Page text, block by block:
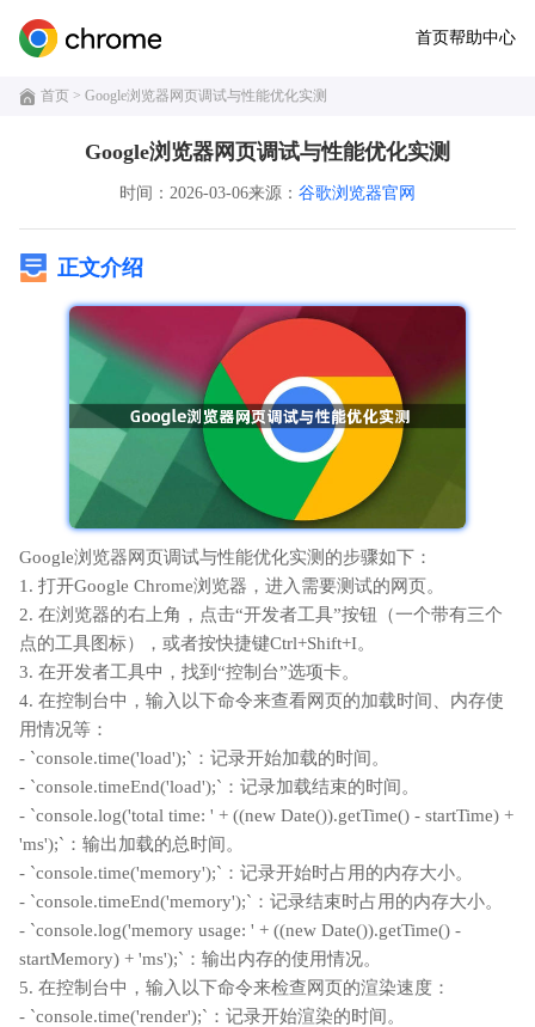
首页帮助中心
首页 > Google浏览器网页调试与性能优化实测
Google浏览器网页调试与性能优化实测
时间：2026-03-06来源： 谷歌浏览器官网
正文介绍
Google浏览器网页调试与性能优化实测的步骤如下：
1. 打开Google Chrome浏览器，进入需要测试的网页。
2. 在浏览器的右上角，点击“开发者工具”按钮（一个带有三个
点的工具图标），或者按快捷键Ctrl+Shift+I。
3. 在开发者工具中，找到“控制台”选项卡。
4. 在控制台中，输入以下命令来查看网页的加载时间、内存使
用情况等：
- `console.time('load');`：记录开始加载的时间。
- `console.timeEnd('load');`：记录加载结束的时间。
- `console.log('total time: ' + ((new Date()).getTime() - startTime) +
'ms');`：输出加载的总时间。
- `console.time('memory');`：记录开始时占用的内存大小。
- `console.timeEnd('memory');`：记录结束时占用的内存大小。
- `console.log('memory usage: ' + ((new Date()).getTime() -
startMemory) + 'ms');`：输出内存的使用情况。
5. 在控制台中，输入以下命令来检查网页的渲染速度：
- `console.time('render');`：记录开始渲染的时间。